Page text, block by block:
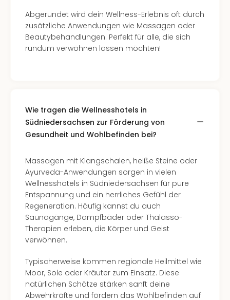
Abgerundet wird dein Wellness-Erlebnis oft durch
zusätzliche Anwendungen wie Massagen oder
Beautybehandlungen. Perfekt für alle, die sich
rundum verwöhnen lassen möchten!
Wie tragen die Wellnesshotels in
Südniedersachsen zur Förderung von
Gesundheit und Wohlbefinden bei?
Massagen mit Klangschalen, heiße Steine oder
Ayurveda-Anwendungen sorgen in vielen
Wellnesshotels in Südniedersachsen für pure
Entspannung und ein herrliches Gefühl der
Regeneration. Häufig kannst du auch
Saunagänge, Dampfbäder oder Thalasso-
Therapien erleben, die Körper und Geist
verwöhnen.
Typischerweise kommen regionale Heilmittel wie
Moor, Sole oder Kräuter zum Einsatz. Diese
natürlichen Schätze stärken sanft deine
Abwehrkräfte und fördern das Wohlbefinden auf